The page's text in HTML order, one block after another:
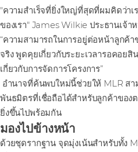
"ความสําเร็จที่ยิ่งใหญ่ที่สุดที่ผมคิดว่าเ
ของเรา" James Wilkie ประธานเจ้
“ความสามารถในการอยู่ต่อหน้าลูกค้
จริง พูดคุยเกี่ยวกับระยะเวลารอคอย
เกี่ยวกับการจัดการโครงการ”
อํานาจที่ค้นพบใหม่นี้ช่วยให้ MLR สา
พันธมิตรที่เชื่อถือได้สําหรับลูกค้าขอ
ยิ่งขึ้นไปพร้อมกัน
มองไปข้างหน้า
ด้วยชุดรากฐาน จุดมุ่งเน้นสําหรับทั้ง